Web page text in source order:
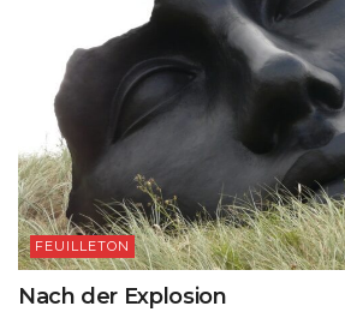
FEUILLETON
Nach der Explosion